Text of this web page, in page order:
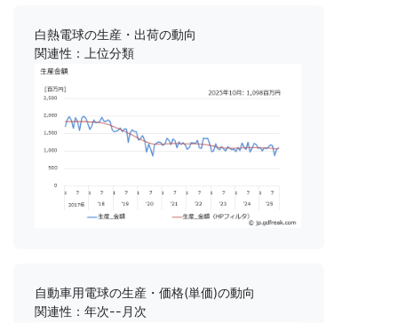
白熱電球の生産・出荷の動向
関連性：上位分類
自動車用電球の生産・価格(単価)の動向
関連性：年次--月次